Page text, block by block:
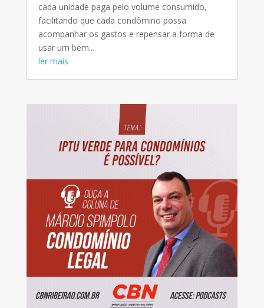
cada unidade paga pelo volume consumido,
facilitando que cada condômino possa
acompanhar os gastos e repensar a forma de
usar um bem...
ler mais